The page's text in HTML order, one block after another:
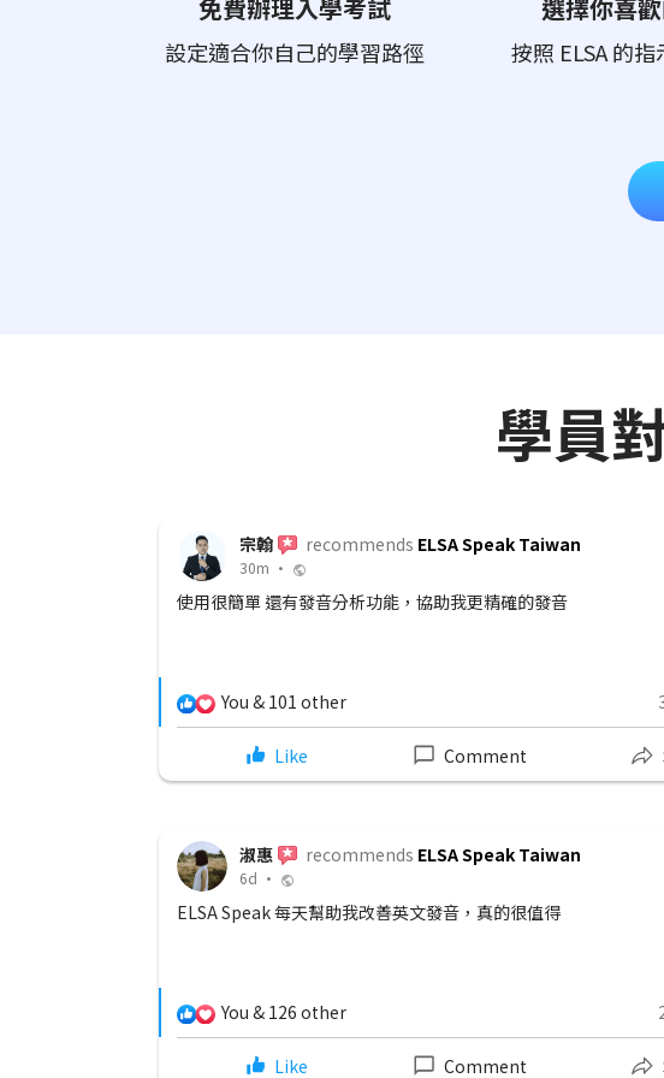
免費辦理入學考試
設定適合你自己的學習路徑
選擇你喜
按照 ELSA 的
學員
宗翰 recommends ELSA Speak Taiwan
30m •
使用很簡單 還有發音分析功能，協助我更精確的發音
You & 101 other
Like Comment
淑惠 recommends ELSA Speak Taiwan
6d •
ELSA Speak 每天幫助我改善英文發音，真的很值得
You & 126 other
Like Comment